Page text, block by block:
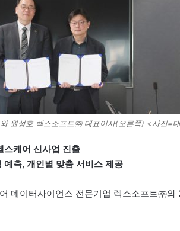
원성호 렉스소프트㈜ 대표이사(오른쪽) <사진=
스케어 신사업 진출
측, 개인별 맞춤 서비스 제공
데이터사이언스 전문기업 렉스소프트㈜